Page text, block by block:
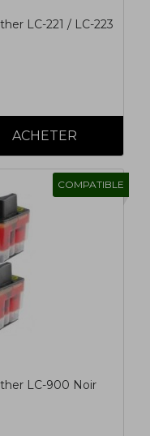
LC-221 / LC-223
COMPATIBLE
LC-900 Noir